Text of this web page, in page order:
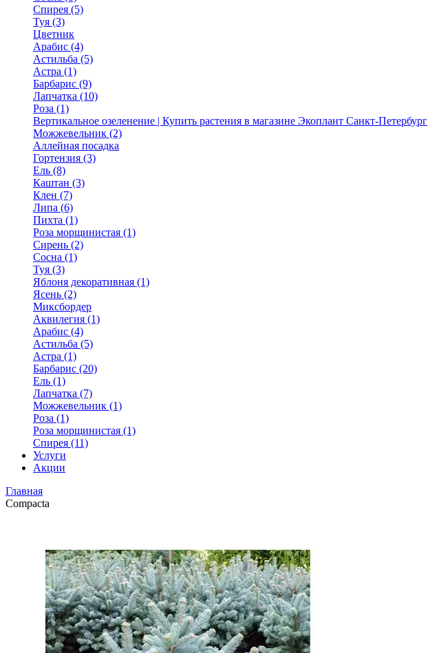
Спирея (5)
Туя (3)
Цветник
Арабис (4)
Астильба (5)
Астра (1)
Барбарис (9)
Лапчатка (10)
Роза (1)
Вертикальное озеленение | Купить растения в магазине Экоплант Санкт-Петербург
Можжевельник (2)
Аллейная посадка
Гортензия (3)
Ель (8)
Каштан (3)
Клен (7)
Липа (6)
Пихта (1)
Роза морщинистая (1)
Сирень (2)
Сосна (1)
Туя (3)
Яблоня декоративная (1)
Ясень (2)
Миксбордер
Аквилегия (1)
Арабис (4)
Астильба (5)
Астра (1)
Барбарис (20)
Ель (1)
Лапчатка (7)
Можжевельник (1)
Роза (1)
Роза морщинистая (1)
Спирея (11)
Услуги
Акции
Главная
Compacta